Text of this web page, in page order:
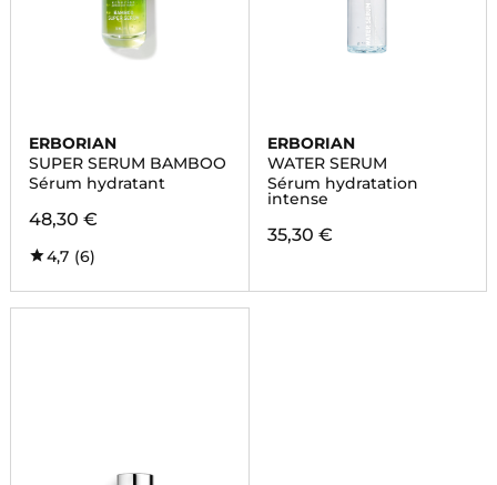
ERBORIAN
SUPER SERUM BAMBOO
Sérum hydratant
48,30 €
4,7 (6)
ERBORIAN
WATER SERUM
Sérum hydratation
intense
35,30 €